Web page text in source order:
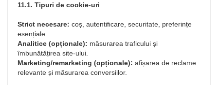
11.1. Tipuri de cookie-uri
Strict necesare: coș, autentificare, securitate, preferințe
esențiale.
Analitice (opționale): măsurarea traficului și
îmbunătățirea site-ului.
Marketing/remarketing (opționale): afișarea de reclame
relevante și măsurarea conversiilor.